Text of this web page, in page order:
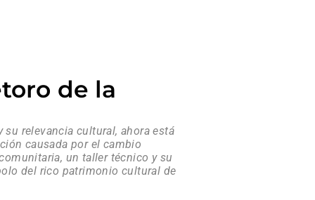
de la
relevancia cultural, ahora está
causada por el cambio
un taller técnico y su
del rico patrimonio cultural de